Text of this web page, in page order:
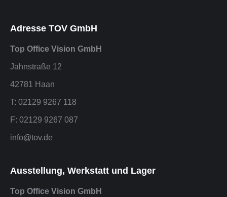
Adresse TOV GmbH
Top Office Vision GmbH
Jahnstraße 12
42781 Haan
T: 02129 9267 118
F: 02129 9267 087
info@tov.de
Ausstellung, Werkstatt und Lager
Top Office Vision GmbH